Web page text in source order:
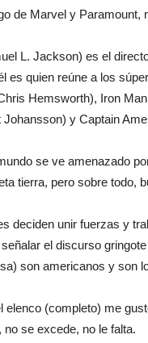
de Marvel y Paramount,
L. Jackson) es el
es quien reúne a los
Hemsworth), Iron
Johansson) y Captain
se ve amenazado
tierra, pero sobre todo,
deciden unir fuerzas y
el discurso
son americanos y son
elenco (completo) me
no se excede, no le falta.